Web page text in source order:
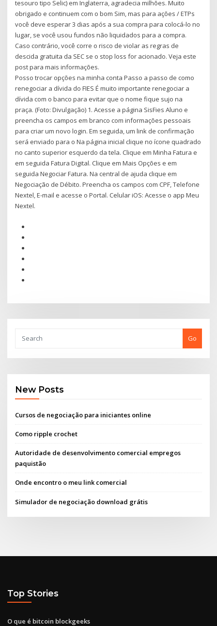
tesouro tipo Selic) em Inglaterra, agradecia milhões. Muito
obrigado e continuem com o bom Sim, mas para ações / ETPs
você deve esperar 3 dias após a sua compra para colocá-lo no
lugar, se você usou fundos não liquidados para a compra.
Caso contrário, você corre o risco de violar as regras de
descida gratuita da SEC se o stop loss for acionado. Veja este
post para mais informações.
Posso trocar opções na minha conta Passo a passo de como
renegociar a dívida do FIES É muito importante renegociar a
dívida com o banco para evitar que o nome fique sujo na
praça. (Foto: Divulgação) 1. Acesse a página SisFies Aluno e
preencha os campos em branco com informações pessoais
para criar um novo login. Em seguida, um link de confirmação
será enviado para o Na página inicial clique no ícone quadrado
no canto superior esquerdo da tela. Clique em Minha Fatura e
em seguida Fatura Digital. Clique em Mais Opções e em
seguida Negociar Fatura. Na central de ajuda clique em
Negociação de Débito. Preencha os campos com CPF, Telefone
Nextel, E-mail e acesse o Portal. Celular iOS: Acesse o app Meu
Nextel.
Go
New Posts
Cursos de negociação para iniciantes online
Como ripple crochet
Autoridade de desenvolvimento comercial empregos
paquistão
Onde encontro o meu link comercial
Simulador de negociação download grátis
Top Stories
O que é bitcoin blockgeeks